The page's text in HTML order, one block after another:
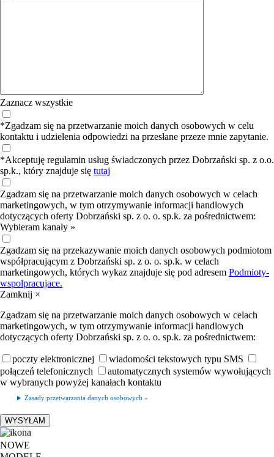
Zaznacz wszystkie
*Zgadzam się na przetwarzanie moich danych osobowych w celu
kontaktu i udzielenia odpowiedzi na przesłane przeze mnie zapytanie.
*Akceptuję regulamin usług świadczonych przez Dobrzański sp. z o.o.
sp.k., który znajduje się tutaj
Zgadzam się na przetwarzanie moich danych osobowych w celach
marketingowych, w tym otrzymywanie informacji handlowych
dotyczących oferty Dobrzański sp. z o. o. sp.k. za pośrednictwem:
Wybieram kanały »
Zgadzam się na przekazywanie moich danych osobowych podmiotom
współpracującym z Dobrzański sp. z o. o. sp.k. w celach
marketingowych, których wykaz znajduje się pod adresem Podmioty-
wspolpracujace.
Zamknij ×
Zgadzam się na przetwarzanie moich danych osobowych w celach
marketingowych, w tym otrzymywanie informacji handlowych
dotyczących oferty Dobrzański sp. z o. o. sp.k. za pośrednictwem:
poczty elektronicznej
wiadomości tekstowych typu SMS
połączeń telefonicznych
automatycznych systemów wywołujących
w wybranych powyżej kanałach kontaktu
Zasady przetwarzania danych osobowych »
NOWE